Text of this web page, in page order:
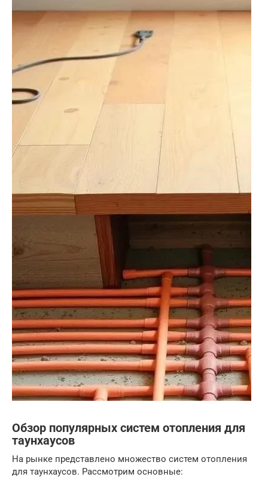
Обзор популярных систем отопления для
таунхаусов
На рынке представлено множество систем отопления
для таунхаусов. Рассмотрим основные: